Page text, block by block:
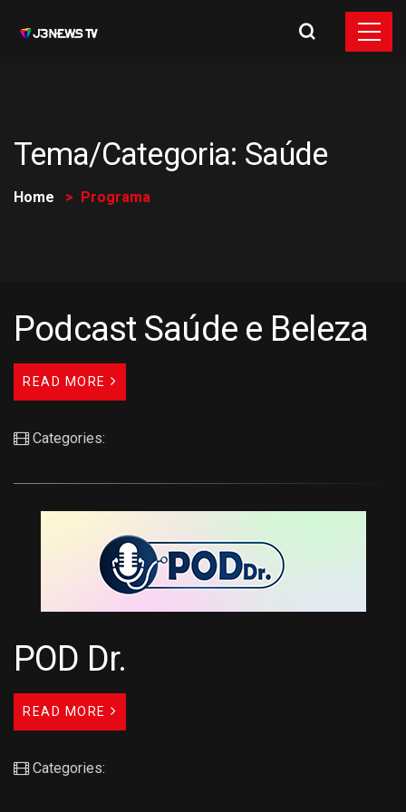
Tema/Categoria: Saúde
Home Programa
Podcast Saúde e Beleza
READ MORE
Categories:
POD Dr.
READ MORE
Categories: